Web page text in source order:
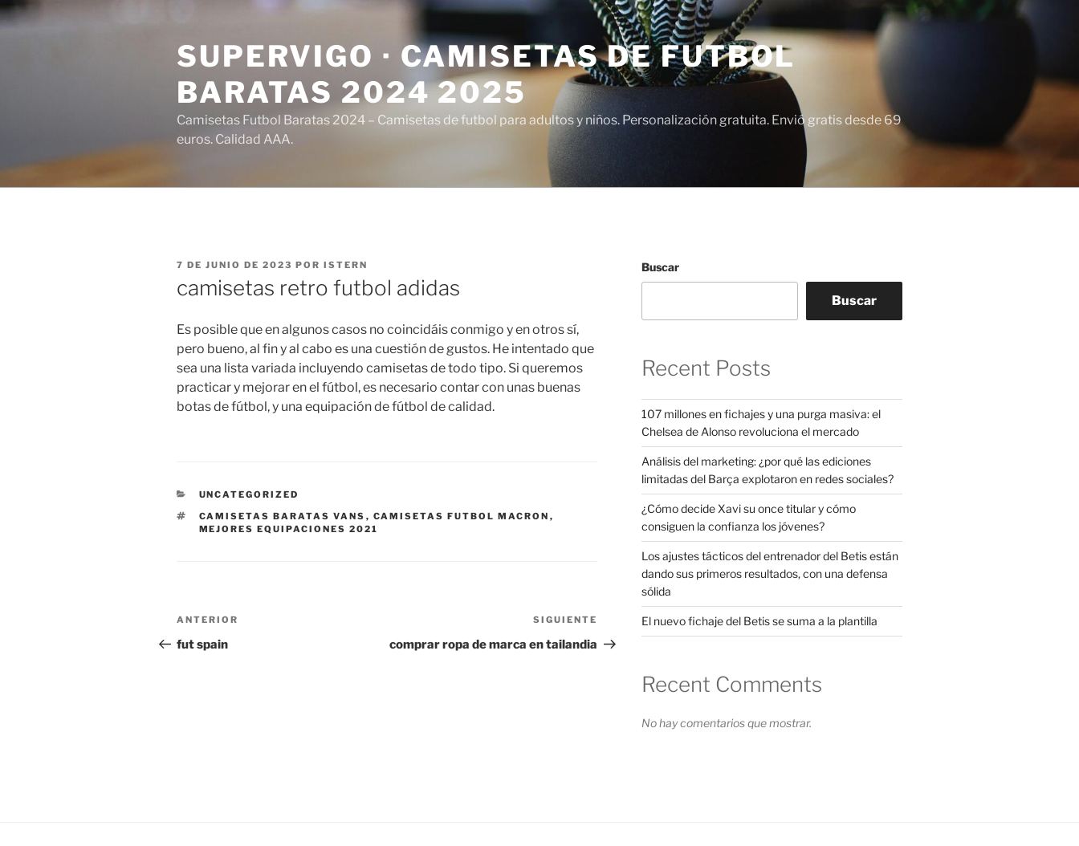
Saltar
al
SUPERVIGO · CAMISETAS DE FUTBOL
BARATAS 2024 2025
Camisetas Futbol Baratas 2024 – Camisetas de futbol para adultos y niños. Personalización gratuita. Envió gratis desde 69
euros. Calidad AAA.
PUBLICADO
7 DE JUNIO DE 2023 POR ISTERN
camisetas retro futbol adidas
Es posible que en algunos casos no coincidáis conmigo y en otros sí,
pero bueno, al fin y al cabo es una cuestión de gustos. He intentado que
sea una lista variada incluyendo camisetas de todo tipo. Si queremos
practicar y mejorar en el fútbol, es necesario contar con unas buenas
botas de fútbol, y una equipación de fútbol de calidad.
CATEGORÍAS
UNCATEGORIZED
ETIQUETAS
CAMISETAS BARATAS VANS , CAMISETAS FUTBOL MACRON ,
MEJORES EQUIPACIONES 2021
Navegación
de
Entrada
anterior:
ANTERIOR
fut spain
Siguiente
entrada
SIGUIENTE
comprar ropa de marca en tailandia
Buscar
Buscar
Recent Posts
107 millones en fichajes y una purga masiva: el
Chelsea de Alonso revoluciona el mercado
Análisis del marketing: ¿por qué las ediciones
limitadas del Barça explotaron en redes sociales?
¿Cómo decide Xavi su once titular y cómo
consiguen la confianza los jóvenes?
Los ajustes tácticos del entrenador del Betis están
dando sus primeros resultados, con una defensa
sólida
El nuevo fichaje del Betis se suma a la plantilla
Recent Comments
No hay comentarios que mostrar.